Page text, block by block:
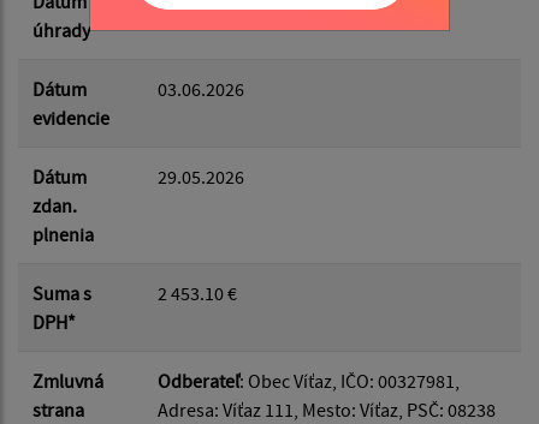
úhrady
Dátum
evidencie
03.06.2026
Dátum
zdan.
plnenia
29.05.2026
Suma s
DPH*
2 453.10 €
Zmluvná
strana
Odberateľ: Obec Víťaz, IČO: 00327981,
Adresa: Víťaz 111, Mesto: Víťaz, PSČ: 08238